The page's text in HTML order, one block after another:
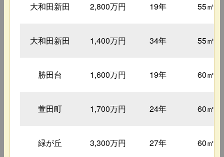
大和田新田 2,800万円 19年 55㎡
大和田新田 1,400万円 34年 55㎡
勝田台 1,600万円 19年 60㎡
萱田町 1,700万円 24年 60㎡
緑が丘 3,300万円 27年 60㎡